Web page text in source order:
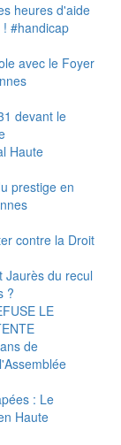
heures d'aide
#handicap
avec le Foyer
devant le
Haute
prestige en
contre la Droit
Jaurès du recul
?
LE
de
: Le
Haute